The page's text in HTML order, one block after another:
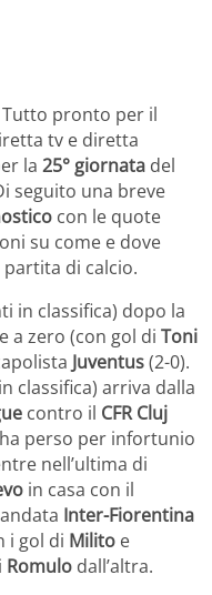
Tutto pronto per il
tv e diretta
la 25° giornata del
seguito una breve
con le quote
su come e dove
partita di calcio.
in classifica) dopo la
a zero (con gol di Toni
Juventus(2-0).
classifica) arriva dalla
contro il CFR Cluj
perso per infortunio
nell’ultima di
in casa con il
Inter-Fiorentina
i gol di Milito e
Romulo dall’altra.